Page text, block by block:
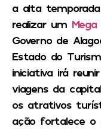
a alta
realizar um
Governo de
Estado do
iniciativa irá
viagens da
os atrativos
ação fortalece o